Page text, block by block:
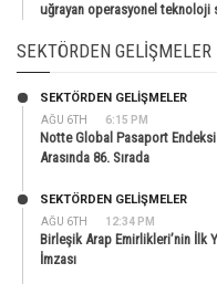
uğrayan operasyonel
SEKTÖRDEN GELIŞMELER
AĞU 6TH 6:15 PM
SEKTÖRDEN GELIŞMELER
Notte Global Pasaport
Arasında 86. Sırada
AĞU 6TH 12:34 PM
SEKTÖRDEN GELIŞMELER
Birleşik Arap Emirlikleri’nin İlk
İmzası